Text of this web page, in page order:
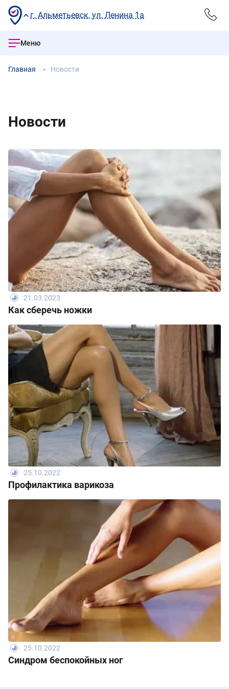
г. Альметьевск, ул. Ленина 1а
Меню
Главная Новости
Новости
21.03.2023
Как сберечь ножки
25.10.2022
Профилактика варикоза
25.10.2022
Синдром беспокойных ног